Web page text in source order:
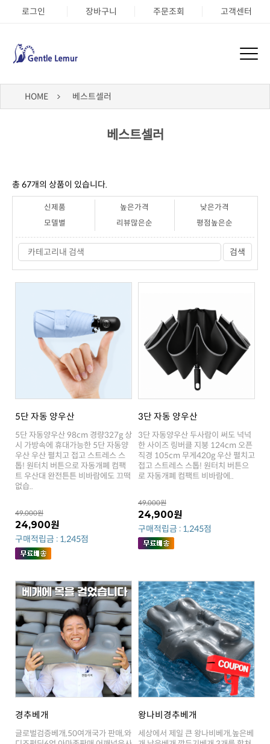
로그인 장바구니 주문조회 고객센터
HOME 베스트셀러
베스트셀러
총 67개의 상품이 있습니다.
신제품 높은가격
낮은가격
모델별
리뷰많은순 평점높은순
검색
5단 자동 양우산
없습..
49,000원
24,900원
구매적립금 : 1,245점
3단 자동 양우산
로 자동개폐 컴팩트 비바람에..
49,000원
24,900원
구매적립금 : 1,245점
경추베개 왕나비경추베개